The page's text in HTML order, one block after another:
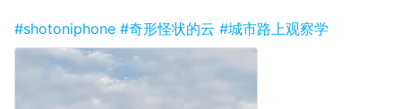
#shotoniphone #奇形怪状的云 #城市路上观察学